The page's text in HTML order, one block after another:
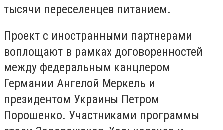
тысячи переселенцев питанием.
Проект с иностранными партнерами
воплощают в рамках договоренностей
между федеральным канцлером
Германии Ангелой Меркель и
президентом Украины Петром
Порошенко. Участниками программы